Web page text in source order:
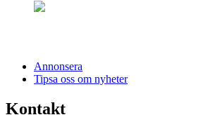
Annonsera
Tipsa oss om nyheter
Kontakt